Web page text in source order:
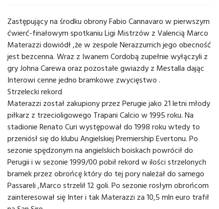
Zastępujący na środku obrony Fabio Cannavaro w pierwszym
ćwierć-finałowym spotkaniu Ligi Mistrzów z Valencią Marco
Materazzi dowiódł ,że w zespole Nerazzurrich jego obecność
jest bezcenna. Wraz z Iwanem Cordobą zupełnie wyłączyli z
gry Johna Carewa oraz pozostałe gwiazdy z Mestalla dając
Interowi cenne jedno bramkowe zwycięstwo .
Strzelecki rekord
Materazzi został zakupiony przez Perugie jako 21 letni młody
piłkarz z trzecioligowego Trapani Calcio w 1995 roku. Na
stadionie Renato Curi występował do 1998 roku wtedy to
przeniósł się do klubu Angielskiej Premiership Evertonu. Po
sezonie spędzonym na angielskich boiskach powrócił do
Perugii i w sezonie 1999/00 pobił rekord w ilości strzelonych
bramek przez obrońcę który do tej pory należał do samego
Passareli ,Marco strzelił 12 goli. Po sezonie rosłym obrońcom
zainteresował się Inter i tak Materazzi za 10,5 mln euro trafił